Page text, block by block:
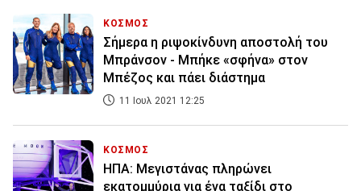
ΚΟΣΜΟΣ
Σήμερα η ριψοκίνδυνη αποστολή του
Μπράνσον - Μπήκε «σφήνα» στον
Μπέζος και πάει διάστημα
11 Ιουλ 2021 12:25
ΚΟΣΜΟΣ
ΗΠΑ: Μεγιστάνας πληρώνει
εκατομμύρια για ένα ταξίδι στο